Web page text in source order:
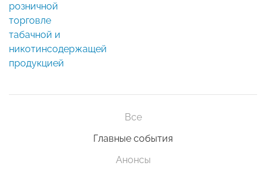
розничной
торговле
табачной и
никотинсодержащей
продукцией
Все
Главные события
Анонсы